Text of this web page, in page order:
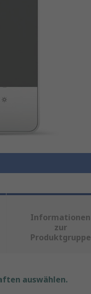
Informationen
zur
Produktgruppe
auswählen.